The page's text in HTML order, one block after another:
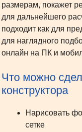
размерам, покажет
для дальнейшего
подходит как для
для наглядного
онлайн на ПК и
Что можно
конструктора
Нарисовать
сетке